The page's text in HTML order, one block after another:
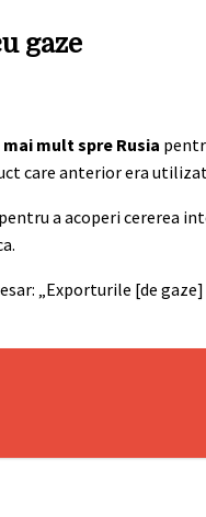
gaze
mult spre Rusia
care anterior era
a acoperi cererea
„Exporturile [de gaze]